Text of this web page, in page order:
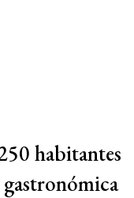
habitantes